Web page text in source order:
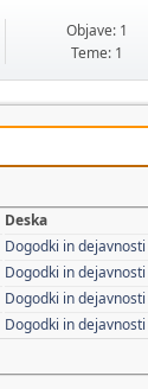
Objave: 1
Teme: 1
Deska
Dogodki in dejavnosti
Dogodki in dejavnosti
Dogodki in dejavnosti
Dogodki in dejavnosti